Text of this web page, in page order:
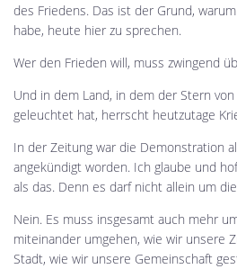
des Friedens. Das ist der Grund,
habe, heute hier zu sprechen.
Wer den Frieden will, muss zwingend
Und in dem Land, in dem der Stern
geleuchtet hat, herrscht heutzutage
In der Zeitung war die Demonstration
angekündigt worden. Ich glaube und
als das. Denn es darf nicht allein um
Nein. Es muss insgesamt auch mehr
miteinander umgehen, wie wir unsere
Stadt, wie wir unsere Gemeinschaft